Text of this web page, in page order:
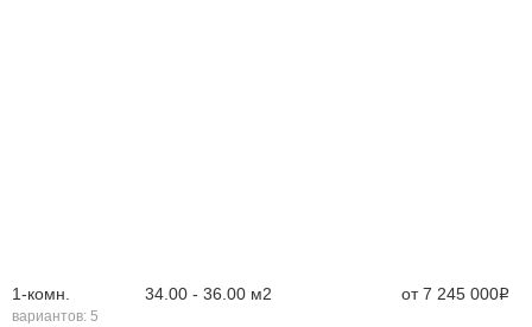
1-комн.
вариантов: 5
34.00 - 36.00 м2 от7 245 000Р